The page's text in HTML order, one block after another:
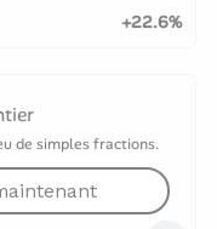
+22.6%
de simples fractions.